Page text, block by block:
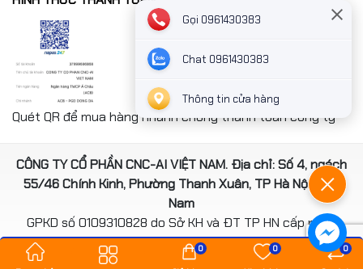
Quét QR để mua hàng nhanh chóng thanh toán công ty
CÔNG TY CỔ PHẦN CNC-AI VIỆT NAM. Địa chỉ: Số 4, ngách
55/46 Chính Kinh, Phường Thanh Xuân, TP Hà Nội, Việt
Nam
GPKD số 0109310828 do Sở KH và ĐT TP HN cấp ngày
14/08/2020
*** Website đã đươc cấp phép của Bộ Công Thương
0 0 0
Gọi 0961430383
Chat 0961430383
Thông tin cửa hàng